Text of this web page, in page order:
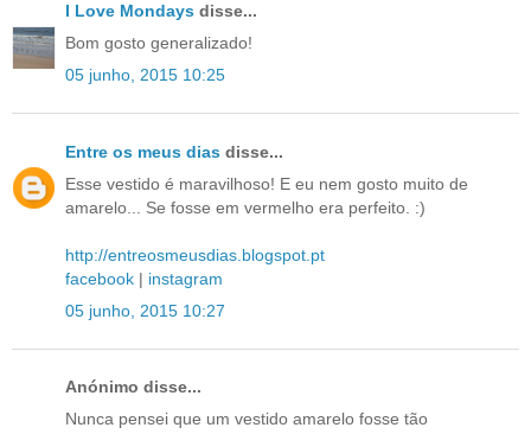
I Love Mondays disse...
Bom gosto generalizado!
05 junho, 2015 10:25
Entre os meus dias disse...
Esse vestido é maravilhoso! E eu nem gosto muito de
amarelo... Se fosse em vermelho era perfeito. :)
http://entreosmeusdias.blogspot.pt
facebook | instagram
05 junho, 2015 10:27
Anónimo disse...
Nunca pensei que um vestido amarelo fosse tão